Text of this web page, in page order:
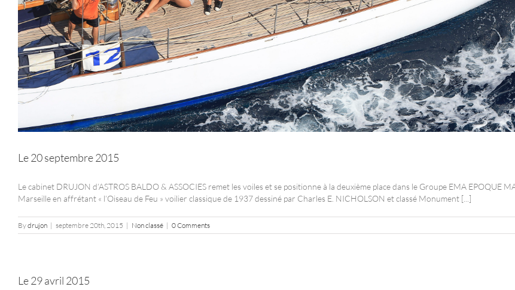
Le 20 septembre 2015
Le cabinet DRUJON d’ASTROS BALDO & ASSOCIES remet les voiles et se positionne à la deuxième place dans le Groupe EMA EPOQUE
Marseille en affrétant « l’Oiseau de Feu » voilier classique de 1937 dessiné par Charles E. NICHOLSON et classé Monument [...]
Bydrujon | septembre 20th, 2015 | Non classé | 0 Comments
Le 29 avril 2015